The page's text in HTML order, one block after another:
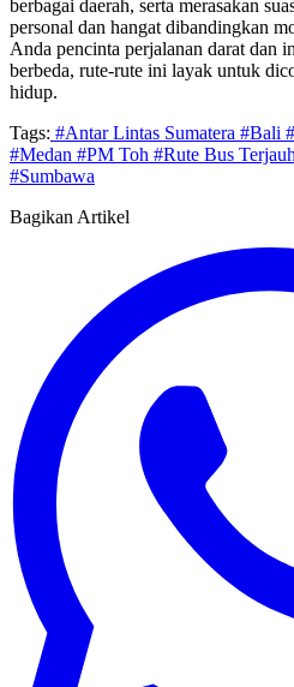
berbagai daerah, serta merasakan
personal dan hangat dibandingkan
Anda pencinta perjalanan darat dan
berbeda, rute-rute ini layak untuk
hidup.
Tags: #Antar Lintas Sumatera #Bali
#Medan #PM Toh #Rute Bus Terjauh
#Sumbawa
Bagikan Artikel